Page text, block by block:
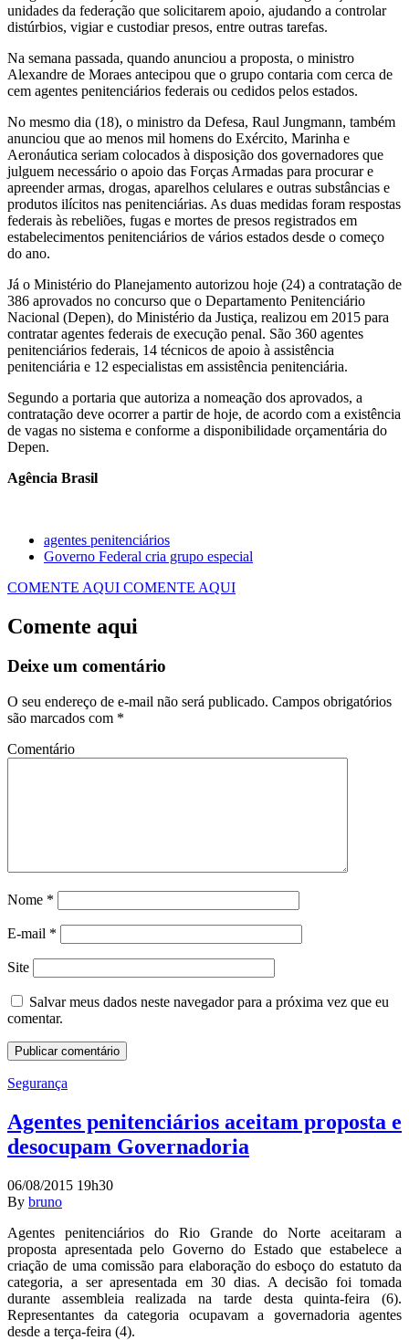
unidades da federação que solicitarem apoio, ajudando a controlar
distúrbios, vigiar e custodiar presos, entre outras tarefas.
Na semana passada, quando anunciou a proposta, o ministro
Alexandre de Moraes antecipou que o grupo contaria com cerca de
cem agentes penitenciários federais ou cedidos pelos estados.
No mesmo dia (18), o ministro da Defesa, Raul Jungmann, também
anunciou que ao menos mil homens do Exército, Marinha e
Aeronáutica seriam colocados à disposição dos governadores que
julguem necessário o apoio das Forças Armadas para procurar e
apreender armas, drogas, aparelhos celulares e outras substâncias e
produtos ilícitos nas penitenciárias. As duas medidas foram respostas
federais às rebeliões, fugas e mortes de presos registrados em
estabelecimentos penitenciários de vários estados desde o começo
do ano.
Já o Ministério do Planejamento autorizou hoje (24) a contratação de
386 aprovados no concurso que o Departamento Penitenciário
Nacional (Depen), do Ministério da Justiça, realizou em 2015 para
contratar agentes federais de execução penal. São 360 agentes
penitenciários federais, 14 técnicos de apoio à assistência
penitenciária e 12 especialistas em assistência penitenciária.
Segundo a portaria que autoriza a nomeação dos aprovados, a
contratação deve ocorrer a partir de hoje, de acordo com a existência
de vagas no sistema e conforme a disponibilidade orçamentária do
Depen.
Agência Brasil
agentes penitenciários
Governo Federal cria grupo especial
COMENTE AQUI COMENTE AQUI
Comente aqui
Deixe um comentário
O seu endereço de e-mail não será publicado. Campos obrigatórios
são marcados com *
Comentário
Nome *
E-mail *
Site
Salvar meus dados neste navegador para a próxima vez que eu
comentar.
Segurança
Agentes penitenciários aceitam proposta e
desocupam Governadoria
06/08/2015 19h30
By bruno
Agentes penitenciários do Rio Grande do Norte aceitaram a
proposta apresentada pelo Governo do Estado que estabelece a
criação de uma comissão para elaboração do esboço do estatuto da
categoria, a ser apresentada em 30 dias. A decisão foi tomada
durante assembleia realizada na tarde desta quinta-feira (6).
Representantes da categoria ocupavam a governadoria agentes
desde a terça-feira (4).